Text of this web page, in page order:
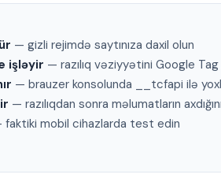
— gizli rejimdə saytınıza daxil olun
işləyir — razılıq vəziyyətini Google
— brauzer konsolunda __tcfapi ilə
— razılıqdan sonra məlumatların
faktiki mobil cihazlarda test edin